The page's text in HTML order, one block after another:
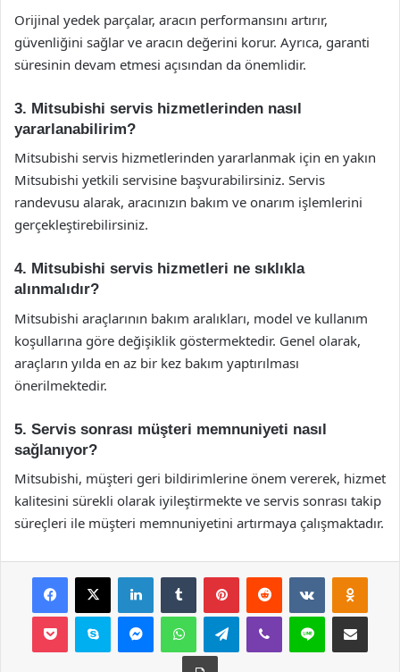
Orijinal yedek parçalar, aracın performansını artırır,
güvenliğini sağlar ve aracın değerini korur. Ayrıca, garanti
süresinin devam etmesi açısından da önemlidir.
3. Mitsubishi servis hizmetlerinden nasıl
yararlanabilirim?
Mitsubishi servis hizmetlerinden yararlanmak için en yakın
Mitsubishi yetkili servisine başvurabilirsiniz. Servis
randevusu alarak, aracınızın bakım ve onarım işlemlerini
gerçekleştirebilirsiniz.
4. Mitsubishi servis hizmetleri ne sıklıkla
alınmalıdır?
Mitsubishi araçlarının bakım aralıkları, model ve kullanım
koşullarına göre değişiklik göstermektedir. Genel olarak,
araçların yılda en az bir kez bakım yaptırılması
önerilmektedir.
5. Servis sonrası müşteri memnuniyeti nasıl
sağlanıyor?
Mitsubishi, müşteri geri bildirimlerine önem vererek, hizmet
kalitesini sürekli olarak iyileştirmekte ve servis sonrası takip
süreçleri ile müşteri memnuniyetini artırmaya çalışmaktadır.
Facebook
X LinkedInTumblr PinterestReddit VKontakte
Pocket Skype MessengerWhatsAppTelegramViber Line E-Posta ile
Yazdır